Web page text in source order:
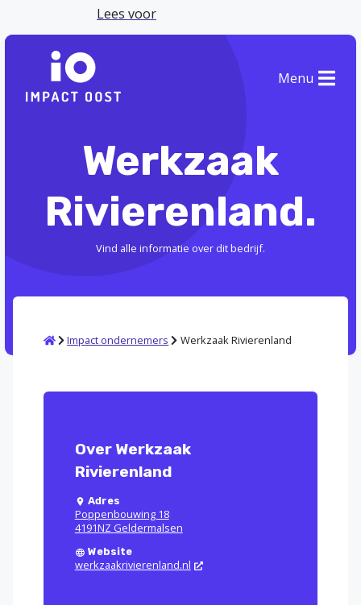
Lees voor
Menu
Werkzaak
Rivierenland.
Vind alle informatie over dit bedrijf.
HomeImpact ondernemers Werkzaak Rivierenland
Over Werkzaak
Rivierenland
Adres
Poppenbouwing 18
4191NZ Geldermalsen
Website
werkzaakrivierenland.nl